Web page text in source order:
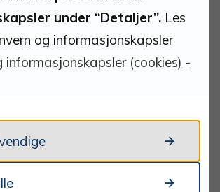
Adresse
Gruvvegen 7
2580 Folldal
939.885.684
Bankkonto:
under “Detaljer”. Les
og informasjonskapsler
informasjonskapsler (cookies) -